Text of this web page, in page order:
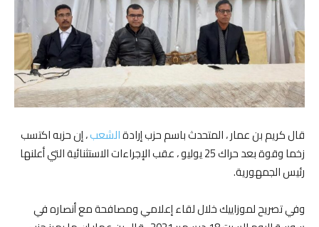
قال كريم بن عمار ، المتحدث باسم حزب إرادةالشعب، إن حزبه اكتسب
زخما وقوة بعد حراك 25 يوليو ، عقب الإجراءات الاستثنائية التي أعلنها
رئيس الجمهورية.
وفي تصريح لموزاييك خلال لقاء إعلامي ومصافحة مع أنصاره في